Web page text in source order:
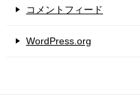
コメントフィード
WordPress.org